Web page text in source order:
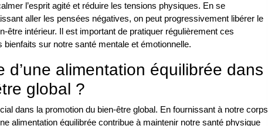
l’esprit agité et réduire les tensions physiques. En se
aller les pensées négatives, on peut progressivement libérer le
être intérieur. Il est important de pratiquer régulièrement ces
sur notre santé mentale et émotionnelle.
d’une alimentation équilibrée dans
global ?
dans la promotion du bien-être global. En fournissant à notre corps
alimentation équilibrée contribue à maintenir notre santé physique